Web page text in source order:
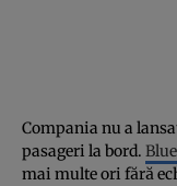
Compania nu a
pasageri la bord.
mai multe ori fără